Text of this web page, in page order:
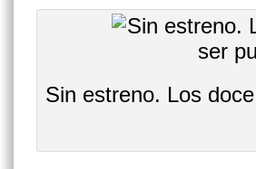
Sin estreno. Los